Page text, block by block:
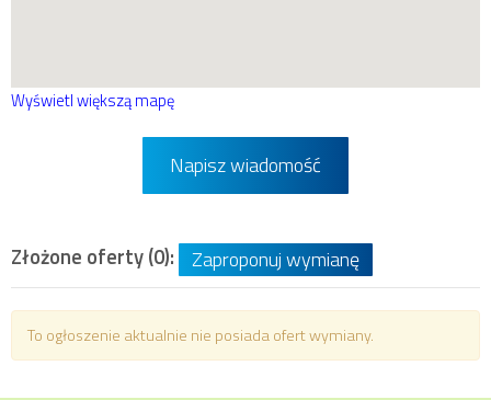
Wyświetl większą mapę
Napisz wiadomość
Złożone oferty (0): Zaproponuj wymianę
To ogłoszenie aktualnie nie posiada ofert wymiany.